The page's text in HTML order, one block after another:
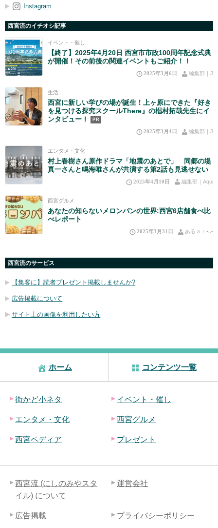
Instagram
西宮流のイチオシ記事
イベント・催し
【終了】2025年4月20日 西宮市市政100周年記念式典
が開催！その前後の関連イベントもご紹介！！
2025年3月6日 編集部｜J
生活
西宮に新しい学びの場が誕生！上ヶ原にできた『好き
を見つける探究スクールThere』の椙村拓哉先生にイ
ンタビュー！
PR
2025年3月4日 編集部｜J
エンタメ・文化
村上春樹さん原作ドラマ「地震のあとで」 同郷の堤
真一さんと鳴海唯さんが共演する第2話も見逃せない
2025年4月10日 編集部｜Aqui
西宮グルメ
あなたの知らないメロンパンの世界:西宮6店舗食べ比
べレポート
2025年3月31日 あるａｒ•⁠ᴗ⁠•⁠
西宮流のサービス
【集客に】読者プレゼント掲載しませんか?
広告掲載について
サイト上の画像を利用したい方
ホーム コンテンツ一覧
街かど小ネタ イベント・催し
エンタメ・文化 西宮グルメ
西宮ペディア プレゼント
西宮流 (にしのみやスタ
イル) について
運営会社
広告掲載 プライバシーポリシー